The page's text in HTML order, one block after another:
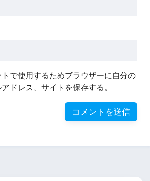
で使用するためブラウザーに自分の
ドレス、サイトを保存する。